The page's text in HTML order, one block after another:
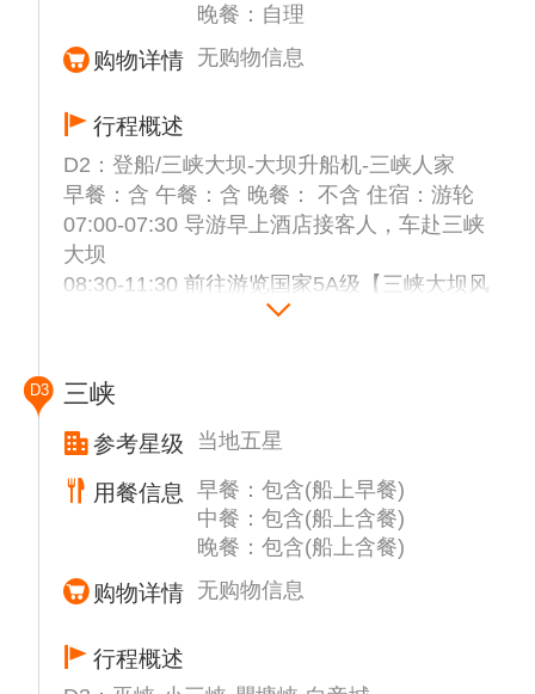
晚餐：自理
购物详情 无购物信息
行程概述
D2：登船/三峡大坝-大坝升船机-三峡人家
早餐：含 午餐：含 晚餐： 不含 住宿：游轮
07:00-07:30 导游早上酒店接客人，车赴三峡
大坝
08:30-11:30 前往游览国家5A级【三峡大坝风
景区】（不含码头缆车费2元/人，不含大坝讲
坝为混凝土重力坝，坝顶总长3035米，坝顶
高程185米，正常蓄水位175米，总库容393亿
立方米，能够抵御百年一遇的特大洪水（进入
大坝前将进行安全扫描检查，请勿携带剪刀，
指甲刀，酒类及易燃易爆物品）；
13:30-16:00 自选乘坐国家4A级【三峡大坝升
船机】（代售290元/人）
（备注：三峡大坝升船机难度大、遇到大风、
调箱等情况会关闭检修，游船会根据当天的实
D3 三峡
参考星级 当地五星
用餐信息
早餐：包含(船上早餐)
中餐：包含(船上含餐)
晚餐：包含(船上含餐)
购物详情 无购物信息
行程概述